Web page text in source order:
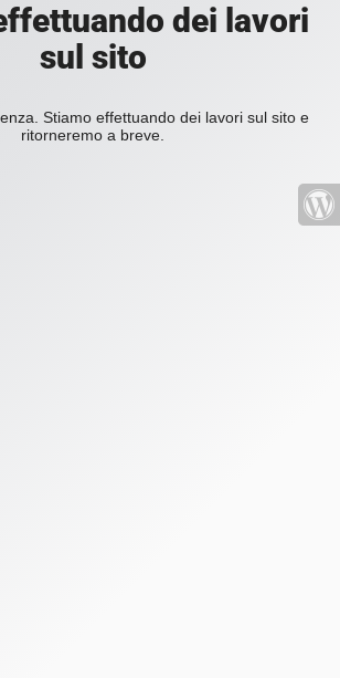
dei lavori
sul sito
Stiamo effettuando dei lavori sul sito e
ritorneremo a breve.